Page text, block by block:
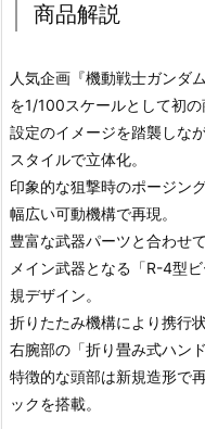
商品解説
人気企画『機動戦士ガンダ
を1/100スケールとして初の
設定のイメージを踏襲しな
スタイルで立体化。
印象的な狙撃時のポージン
幅広い可動機構で再現。
豊富な武器パーツと合わせ
メイン武器となる「R-4型
規デザイン。
折りたたみ機構により携行
右腕部の「折り畳み式ハン
特徴的な頭部は新規造形で
ックを搭載。